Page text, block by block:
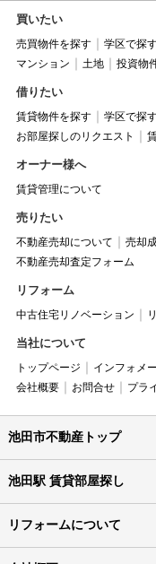
買いたい
売買物件を探す 学区で探
マンション
土地 投資物
借りたい
賃貸物件を探す 学区で探
お部屋探しのリクエスト
オーナー様へ
賃貸管理について
売りたい
不動産売却について 売却
不動産売却査定フォーム
リフォーム
中古住宅リノベーション
当社について
トップページ インフォメ
会社概要
お問合せ プラ
池田市不動産トップ
池田駅 賃貸部屋探し
リフォームについて